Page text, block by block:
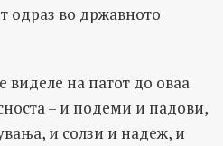
одраз во државното
на патот до оваа
– и подеми и падови,
и солзи и надеж, и